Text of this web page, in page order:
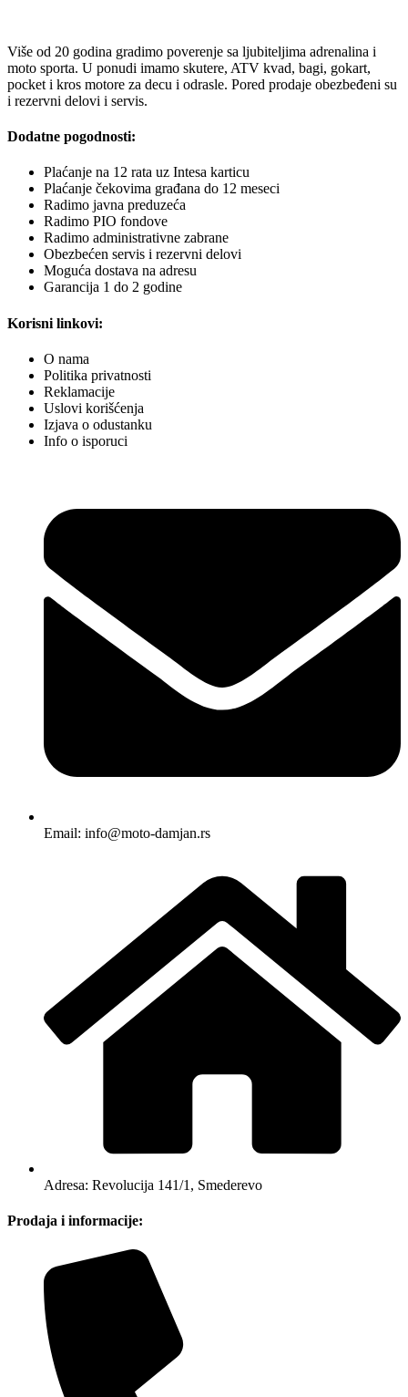
Više od 20 godina gradimo poverenje sa ljubiteljima adrenalina i
moto sporta. U ponudi imamo skutere, ATV kvad, bagi, gokart,
pocket i kros motore za decu i odrasle. Pored prodaje obezbeđeni su
i rezervni delovi i servis.
Dodatne pogodnosti:
Plaćanje na 12 rata uz Intesa karticu
Plaćanje čekovima građana do 12 meseci
Radimo javna preduzeća
Radimo PIO fondove
Radimo administrativne zabrane
Obezbećen servis i rezervni delovi
Moguća dostava na adresu
Garancija 1 do 2 godine
Korisni linkovi:
O nama
Politika privatnosti
Reklamacije
Uslovi korišćenja
Izjava o odustanku
Info o isporuci
Email: info@moto-damjan.rs
Adresa: Revolucija 141/1, Smederevo
Prodaja i informacije: